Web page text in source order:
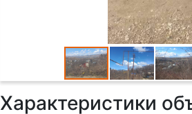
Характеристики